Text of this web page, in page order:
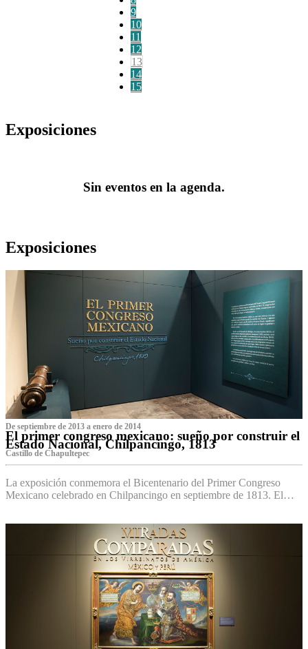
9
10
11
12
13
14
15
Exposiciones
Sin eventos en la agenda.
Exposiciones
De septiembre de 2013 a enero de 2014
El primer congreso mexicano: sueño por construir el
Estado Nacional, Chilpancingo, 1813
Castillo de Chapultepec
La exposición conmemora el Bicentenario del Primer Congreso
Mexicano celebrado en Chilpancingo en septiembre de 1813. El…